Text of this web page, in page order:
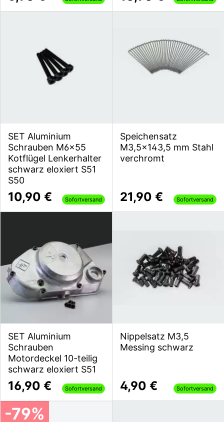
SET Aluminium
Schrauben M6x55
Kotflügel Lenkerhalter
schwarz eloxiert S51
S50
10,90 € Sofortversand
Speichensatz
M3,5x143,5 mm Stahl
verchromt
21,90 € Sofortversand
SET Aluminium
Schrauben
Motordeckel 10-teilig
schwarz eloxiert S51
16,90 € Sofortversand
Nippelsatz M3,5
Messing schwarz
4,90 € Sofortversand
-79%